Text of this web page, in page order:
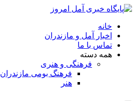
خانه
اخبار آمل و مازندران
تماس با ما
همه دسته
فرهنگی و هنری
فرهنگ بومی مازندران
هنر